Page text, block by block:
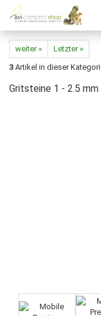
weiter »
Letzter »
3 Artikel in dieser
Gritsteine 1 - 2.5